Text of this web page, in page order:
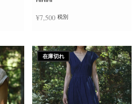
ジ
か
ら
選
択
で
き
ま
す
¥7,500 税別
の
商
品
に
複
数
の
在庫切れ